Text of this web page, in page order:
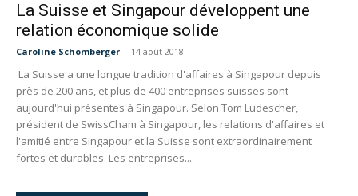
La Suisse et Singapour développent une
relation économique solide
Caroline Schomberger - 14 août 2018
La Suisse a une longue tradition d'affaires à Singapour depuis
près de 200 ans, et plus de 400 entreprises suisses sont
aujourd'hui présentes à Singapour. Selon Tom Ludescher,
président de SwissCham à Singapour, les relations d'affaires et
l'amitié entre Singapour et la Suisse sont extraordinairement
fortes et durables. Les entreprises...